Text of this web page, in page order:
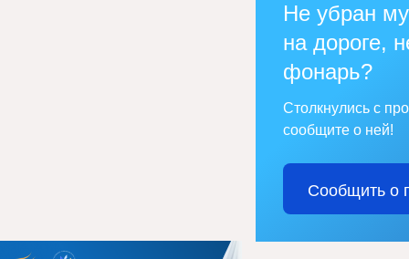
Не убран
на дороге,
фонарь?
Столкнулись с
сообщите о ней!
Сообщить о